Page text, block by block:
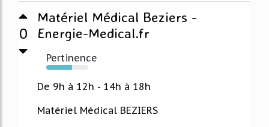
0
Matériel Médical Beziers -
Energie-Medical.fr
Pertinence
61%
De 9h à 12h - 14h à 18h
Matériel Médical BEZIERS